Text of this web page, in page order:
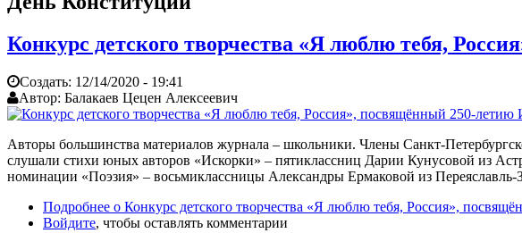
Конкурс детского творчества «Я люблю тебя,
Создать: 12/14/2020 - 19:41
Автор: Балакаев Цецен Алексеевич
Авторы большинства материалов журнала – школьники. Члены Санкт-
слушали стихи юных авторов «Искорки» – пятиклассниц Дарии Кунусовой из
номинации «Поэзия» – восьмиклассницы Александры Ермаковой из
Подробнее о Конкурс детского творчества «Я люблю тебя, Россия»,
Войдите, чтобы оставлять комментарии